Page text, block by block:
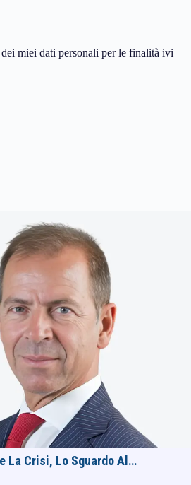
miei dati personali per le finalità ivi
La Crisi, Lo Sguardo Al…